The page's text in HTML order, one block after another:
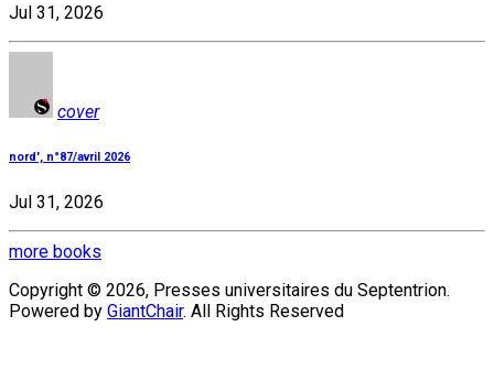
Jul 31, 2026
cover
nord', n°87/avril 2026
Jul 31, 2026
more books
Copyright © 2026, Presses universitaires du Septentrion.
Powered by GiantChair. All Rights Reserved